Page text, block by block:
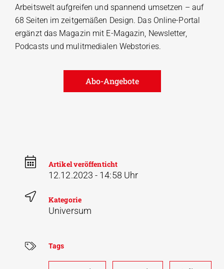
Arbeitswelt aufgreifen und spannend umsetzen – auf
68 Seiten im zeitgemäßen Design. Das Online-Portal
ergänzt das Magazin mit E-Magazin, Newsletter,
Podcasts und mulitmedialen Webstories.
Abo-Angebote
Artikel veröffenticht
12.12.2023 - 14:58 Uhr
Kategorie
Universum
Tags